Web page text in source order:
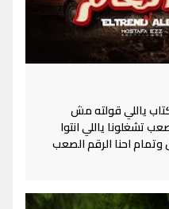
ياللي قولته مش
تشغلونا ياللي انتوا
احنا زي الجبال احنا ١٠٠ فل وتمام احنا الرقم الصعب